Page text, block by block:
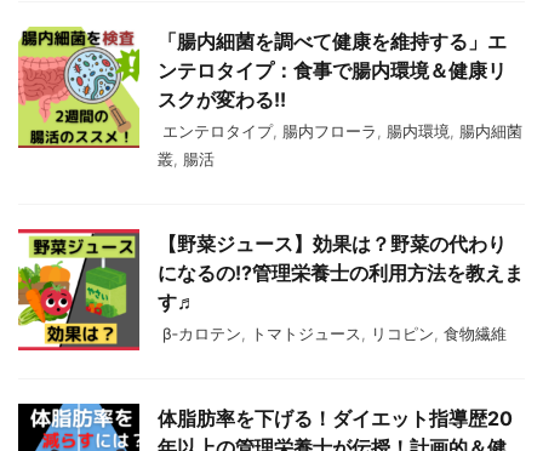
「腸内細菌を調べて健康を維持する」エ
ンテロタイプ：食事で腸内環境＆健康リ
スクが変わる!!
エンテロタイプ, 腸内フローラ 腸内環境
腸内細菌
叢 腸活
【野菜ジュース】効果は？野菜の代わり
になるの!?管理栄養士の利用方法を教えま
す♬
β‐カロテン トマトジュース リコピン 食物繊維
体脂肪率を下げる！ダイエット指導歴20